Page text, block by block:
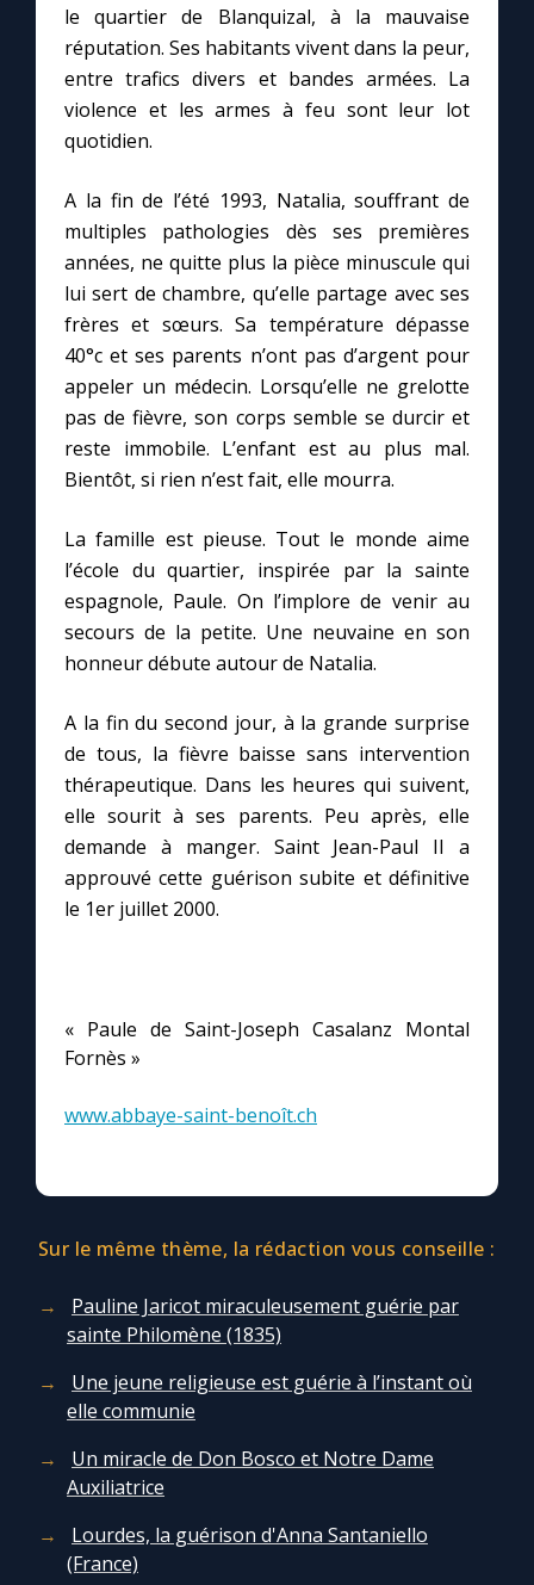
Marie qui défait les nœuds
Me consacrer à Jésus par Marie
Une Minute avec Marie
Une neuvaine
À la une
1000 Raisons de Croire
Contact
Faire un don
Marie de Nazareth
le quartier de Blanquizal, à la mauvaise
réputation. Ses habitants vivent dans la peur,
entre trafics divers et bandes armées. La
violence et les armes à feu sont leur lot
quotidien.
A la fin de l’été 1993, Natalia, souffrant de
multiples pathologies dès ses premières
années, ne quitte plus la pièce minuscule qui
lui sert de chambre, qu’elle partage avec ses
frères et sœurs. Sa température dépasse
40°c et ses parents n’ont pas d’argent pour
appeler un médecin. Lorsqu’elle ne grelotte
pas de fièvre, son corps semble se durcir et
reste immobile. L’enfant est au plus mal.
Bientôt, si rien n’est fait, elle mourra.
La famille est pieuse. Tout le monde aime
l’école du quartier, inspirée par la sainte
espagnole, Paule. On l’implore de venir au
secours de la petite. Une neuvaine en son
honneur débute autour de Natalia.
A la fin du second jour, à la grande surprise
de tous, la fièvre baisse sans intervention
thérapeutique. Dans les heures qui suivent,
elle sourit à ses parents. Peu après, elle
demande à manger. Saint Jean-Paul II a
approuvé cette guérison subite et définitive
le 1er juillet 2000.
« Paule de Saint-Joseph Casalanz Montal
Fornès »
www.abbaye-saint-benoît.ch
Sur le même thème, la rédaction vous conseille :
Pauline Jaricot miraculeusement guérie par
sainte Philomène (1835)
Une jeune religieuse est guérie à l’instant où
elle communie
Un miracle de Don Bosco et Notre Dame
Auxiliatrice
Lourdes, la guérison d'Anna Santaniello
(France)